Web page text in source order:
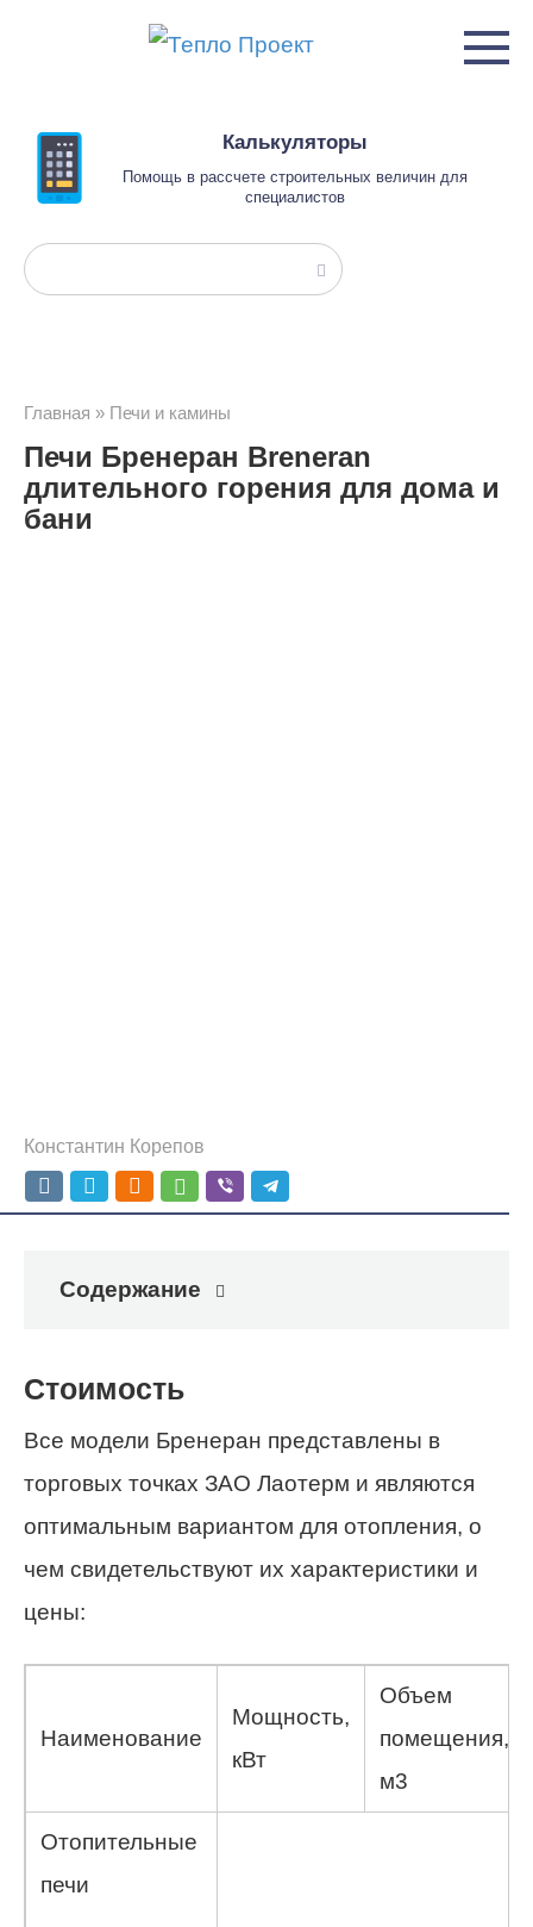
Калькуляторы
Помощь в рассчете строительных величин для
специалистов
Поиск:
Главная » Печи и камины
Печи Бренеран Breneran
длительного горения для дома и
бани
Константин Корепов
Содержание
Стоимость
Все модели Бренеран представлены в
торговых точках ЗАО Лаотерм и являются
оптимальным вариантом для отопления, о
чем свидетельствуют их характеристики и
цены:
Наименование
Мощность,
кВт
Объем
помещения,
м3
Отопительные
печи